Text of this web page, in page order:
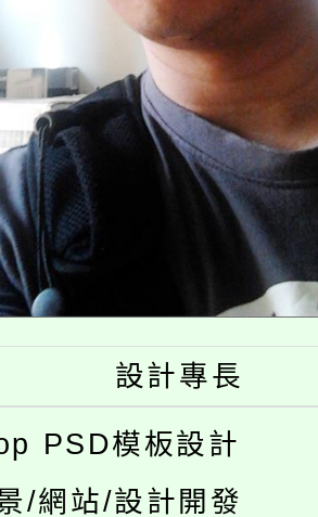
設計專長
PSD模板設計
/網站/設計開發